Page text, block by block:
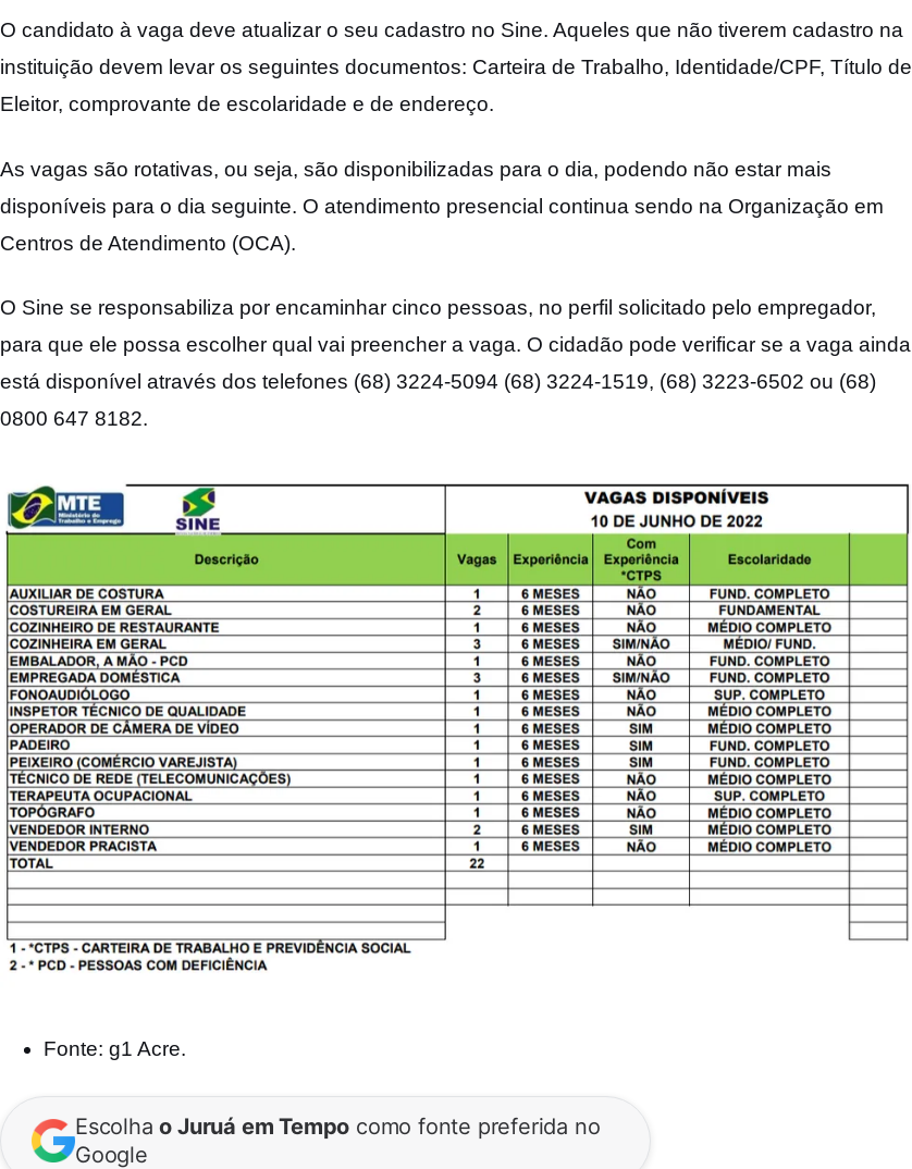
O candidato à vaga deve atualizar o seu cadastro no Sine. Aqueles que não tiverem cadastro na
instituição devem levar os seguintes documentos: Carteira de Trabalho, Identidade/CPF, Título de
Eleitor, comprovante de escolaridade e de endereço.
As vagas são rotativas, ou seja, são disponibilizadas para o dia, podendo não estar mais
disponíveis para o dia seguinte. O atendimento presencial continua sendo na Organização em
Centros de Atendimento (OCA).
O Sine se responsabiliza por encaminhar cinco pessoas, no perfil solicitado pelo empregador,
para que ele possa escolher qual vai preencher a vaga. O cidadão pode verificar se a vaga ainda
está disponível através dos telefones (68) 3224-5094 (68) 3224-1519, (68) 3223-6502 ou (68)
0800 647 8182.
Fonte: g1 Acre.
Escolhao Juruá em Tempo como fonte preferida no
Google